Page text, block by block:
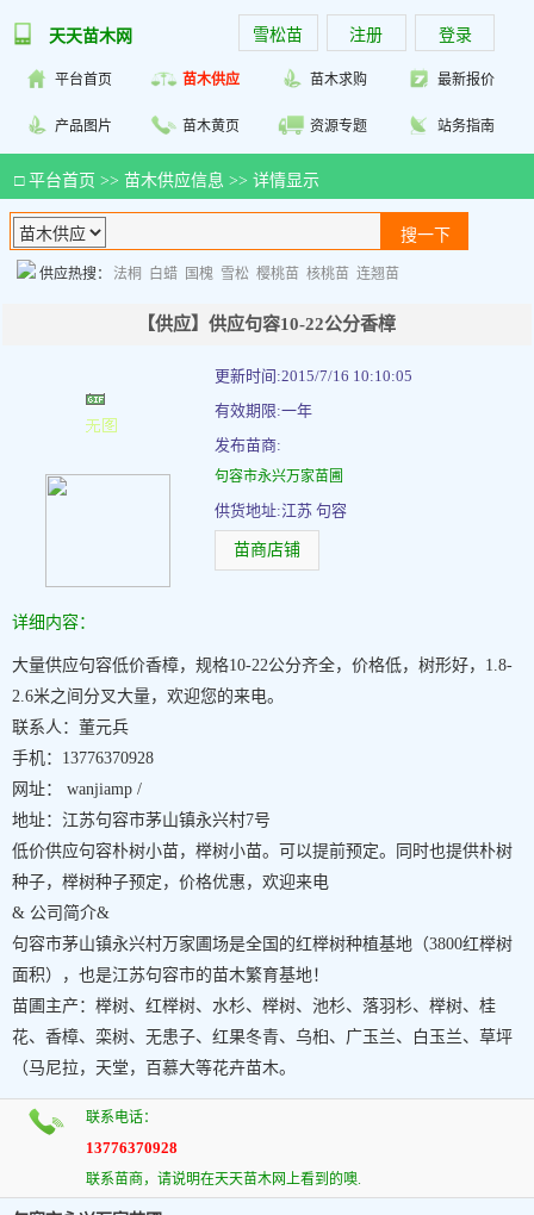
天天苗木网 雪松苗 注册 登录
平台首页 苗木供应 苗木求购 最新报价
产品图片 苗木黄页 资源专题 站务指南
□ 平台首页 >> 苗木供应信息 >> 详情显示
供应热搜： 法桐 白蜡 国槐 雪松 樱桃苗 核桃苗 连翘苗
【供应】供应句容10-22公分香樟
更新时间:2015/7/16 10:10:05
有效期限:一年
发布苗商:
句容市永兴万家苗圃
供货地址:江苏 句容
苗商店铺
详细内容：
大量供应句容低价香樟，规格10-22公分齐全，价格低，树形好，1.8-
2.6米之间分叉大量，欢迎您的来电。
联系人：董元兵
手机：13776370928
网址： wanjiamp /
地址：江苏句容市茅山镇永兴村7号
低价供应句容朴树小苗，榉树小苗。可以提前预定。同时也提供朴树
种子，榉树种子预定，价格优惠，欢迎来电
& 公司简介&
句容市茅山镇永兴村万家圃场是全国的红榉树种植基地（3800红榉树
面积），也是江苏句容市的苗木繁育基地！
苗圃主产：榉树、红榉树、水杉、榉树、池杉、落羽杉、榉树、桂
花、香樟、栾树、无患子、红果冬青、乌桕、广玉兰、白玉兰、草坪
（马尼拉，天堂，百慕大等花卉苗木。
联系电话：
13776370928
联系苗商，请说明在天天苗木网上看到的噢.